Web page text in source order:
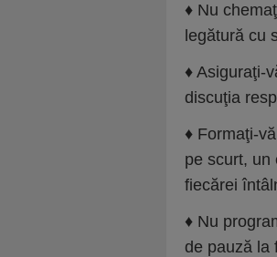
♦ Nu
legătură cu
♦
discuţia
♦ Formaţi-
pe scurt, un
fiecărei
♦ Nu
de pauză la